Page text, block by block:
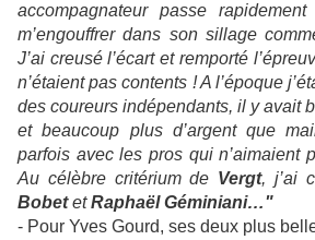
accompagnateur passe
m’engouffrer dans son sillage
J’ai creusé l’écart et remporté
n’étaient pas contents ! A l’époque
des coureurs indépendants, il y avait
et beaucoup plus d’argent que
parfois avec les pros qui n’aimaient
Au célèbre critérium de Vergt, j’ai
BobetetRaphaël Géminiani…"
- Pour Yves Gourd, ses deux plus